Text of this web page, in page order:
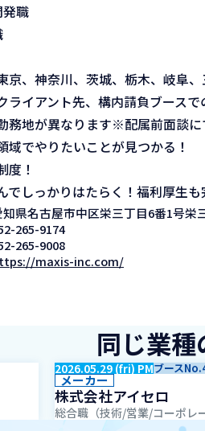
発職
京、神奈川、茨城、栃木、岐阜
ライアント先、構内請負ブースで
務地が異なります※配属前面談に
でやりたいことが見つかる！
！
しっかりはたらく！福利厚生も
知県名古屋市中区栄三丁目6番1号栄
265-9174
265-9008
maxis-inc.com/
同じ業種
2026.05.29 (fri) PMブース
メーカー
株式会社アイセロ
総合職（技術/営業/コーポレ